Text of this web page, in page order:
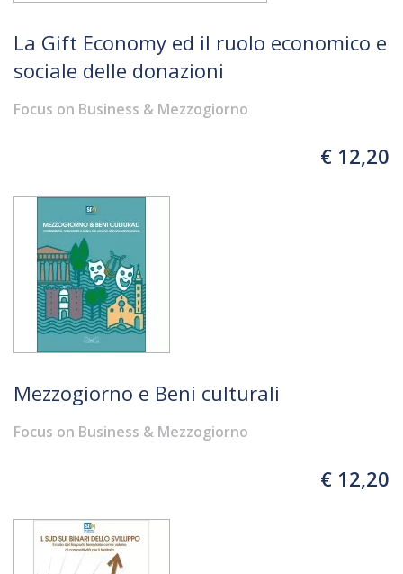
La Gift Economy ed il ruolo economico e
sociale delle donazioni
Focus on Business & Mezzogiorno
€ 12,20
Mezzogiorno e Beni culturali
Focus on Business & Mezzogiorno
€ 12,20